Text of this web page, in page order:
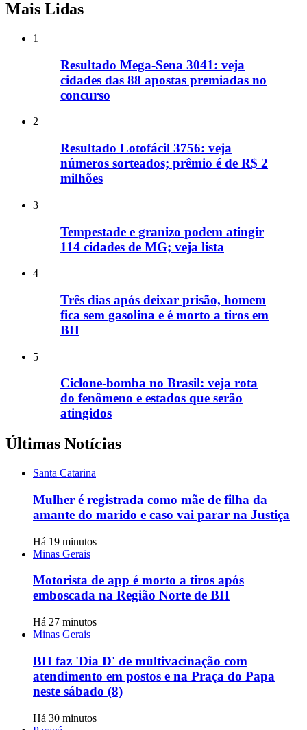
Mais Lidas
1
Resultado Mega-Sena 3041: veja
cidades das 88 apostas premiadas no
concurso
2
Resultado Lotofácil 3756: veja
números sorteados; prêmio é de R$ 2
milhões
3
Tempestade e granizo podem atingir
114 cidades de MG; veja lista
4
Três dias após deixar prisão, homem
fica sem gasolina e é morto a tiros em
BH
5
Ciclone-bomba no Brasil: veja rota
do fenômeno e estados que serão
atingidos
Últimas Notícias
Santa Catarina
Mulher é registrada como mãe de filha da
amante do marido e caso vai parar na Justiça
Há 19 minutos
Minas Gerais
Motorista de app é morto a tiros após
emboscada na Região Norte de BH
Há 27 minutos
Minas Gerais
BH faz 'Dia D' de multivacinação com
atendimento em postos e na Praça do Papa
neste sábado (8)
Há 30 minutos